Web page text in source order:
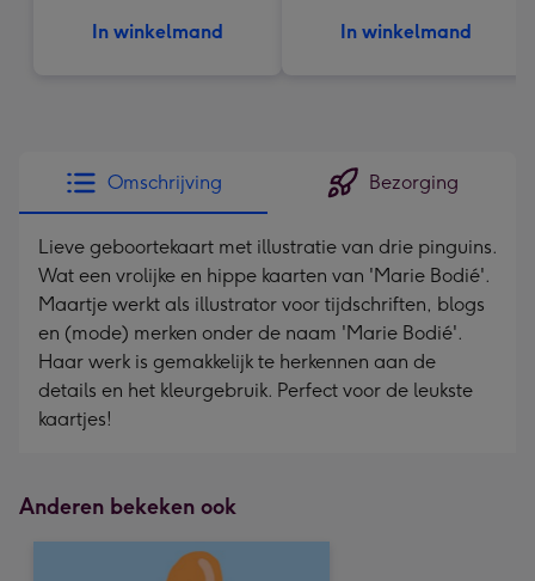
In winkelmand In winkelmand
Omschrijving Bezorging
Lieve geboortekaart met illustratie van drie pinguins.
Wat een vrolijke en hippe kaarten van 'Marie Bodié'.
Maartje werkt als illustrator voor tijdschriften, blogs
en (mode) merken onder de naam 'Marie Bodié'.
Haar werk is gemakkelijk te herkennen aan de
details en het kleurgebruik. Perfect voor de leukste
kaartjes!
Anderen bekeken ook